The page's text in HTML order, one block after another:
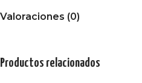
Valoraciones (0)
Productos relacionados